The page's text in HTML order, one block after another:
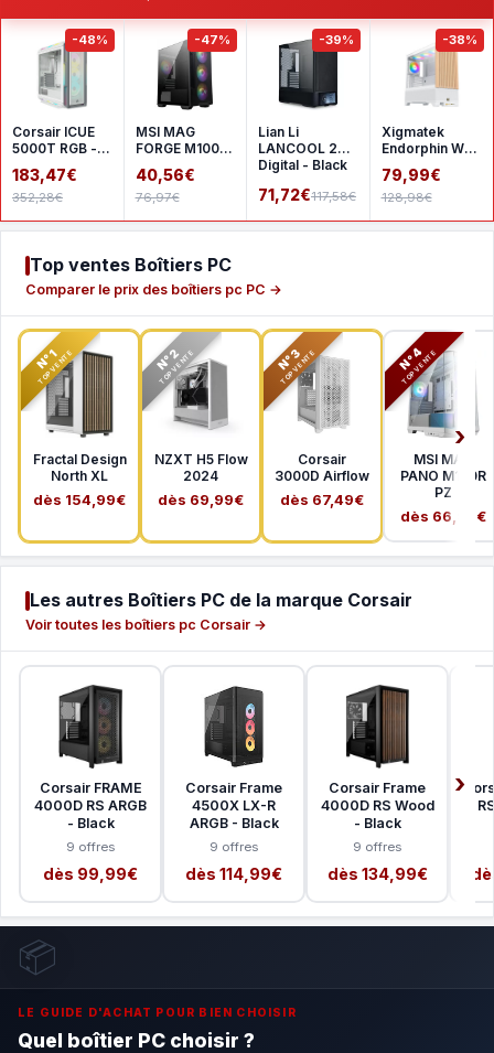
-48%
Corsair ICUE
5000T RGB -
White
183,47€
352,28€
-47%
MSI MAG
FORGE M100R
- Black
40,56€
76,97€
-39%
Lian Li
LANCOOL 207
Digital - Black
71,72€117,58€
-38%
Xigmatek
Endorphin WD
- White
79,99€
128,98€
Top ventes Boîtiers PC
Comparer le prix des boîtiers pc PC →
N°1
TOP VENTE
Fractal Design
North XL
dès 154,99€
N°2
TOP VENTE
NZXT H5 Flow
2024
dès 69,99€
N°3
TOP VENTE
Corsair
3000D Airflow
dès 67,49€
N°4
TOP VENTE
MSI MAG
PANO M100R
PZ
dès 66,99€
Les autres Boîtiers PC de la marque Corsair
Voir toutes les boîtiers pc Corsair →
Corsair FRAME
4000D RS ARGB
- Black
9 offres
dès 99,99€
Corsair Frame
4500X LX-R
ARGB - Black
9 offres
dès 114,99€
Corsair Frame
4000D RS Wood
- Black
9 offres
dès 134,99€
📦
LE GUIDE D'ACHAT POUR BIEN CHOISIR
Quel boîtier PC choisir ?